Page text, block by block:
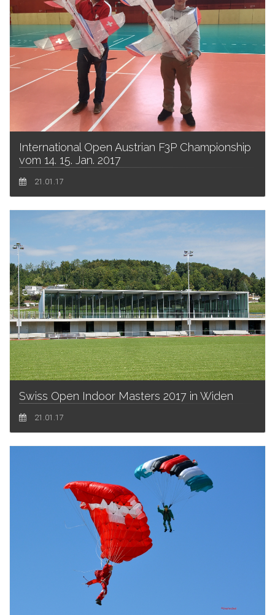
International Open Austrian F3P Championship
vom 14. 15. Jan. 2017
21.01.17
Swiss Open Indoor Masters 2017 in Widen
21.01.17